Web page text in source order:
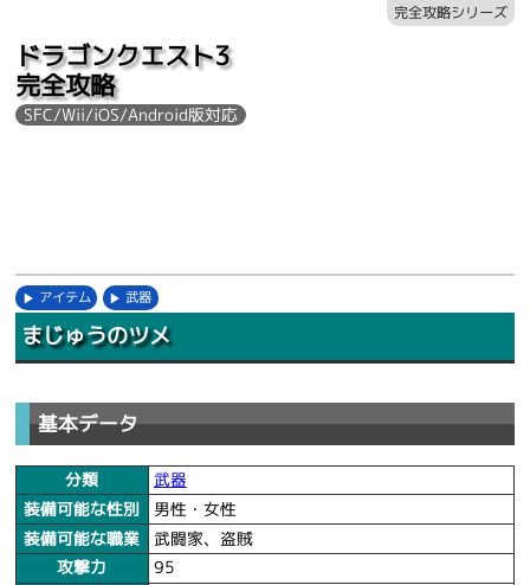
ドラゴンクエスト3
完全攻略
SFC/Wii/iOS/Android版対応
完全攻略シリーズ
アイテム 武器
まじゅうのツメ
基本データ
分類
武器
装備可能な性別
男性・女性
装備可能な職業
武闘家、盗賊
攻撃力
95